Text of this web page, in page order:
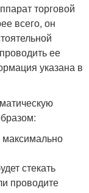
торговой
всего, он
ее
указана в
максимально
стекать
проводите